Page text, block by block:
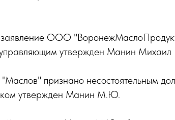
ООО
утвержден Манин
признано несостоятельным
утвержден Манин М.Ю.